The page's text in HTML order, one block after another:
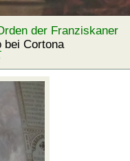
der Franziskaner
bei Cortona